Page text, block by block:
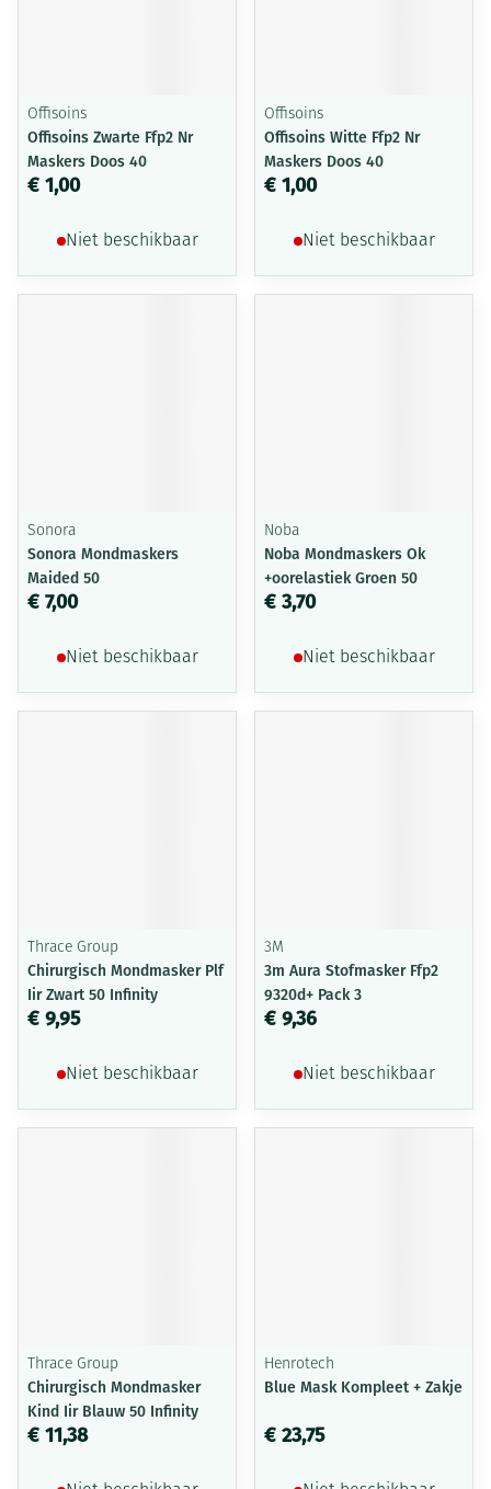
Offisoins
Offisoins Zwarte Ffp2 Nr
Maskers Doos 40
€ 1,00
Niet beschikbaar
Offisoins
Offisoins Witte Ffp2 Nr
Maskers Doos 40
€ 1,00
Niet beschikbaar
Sonora
Sonora Mondmaskers
Maided 50
€ 7,00
Niet beschikbaar
Noba
Noba Mondmaskers Ok
+oorelastiek Groen 50
€ 3,70
Niet beschikbaar
Thrace Group
Chirurgisch Mondmasker Plf
Iir Zwart 50 Infinity
€ 9,95
Niet beschikbaar
3M
3m Aura Stofmasker Ffp2
9320d+ Pack 3
€ 9,36
Niet beschikbaar
Thrace Group
Chirurgisch Mondmasker
Kind Iir Blauw 50 Infinity
€ 11,38
Henrotech
Blue Mask Kompleet + Zakje
€ 23,75